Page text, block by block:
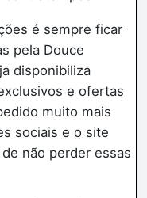
é sempre ficar
pela Douce
disponibiliza
e ofertas
muito mais
sociais e o site
não perder essas